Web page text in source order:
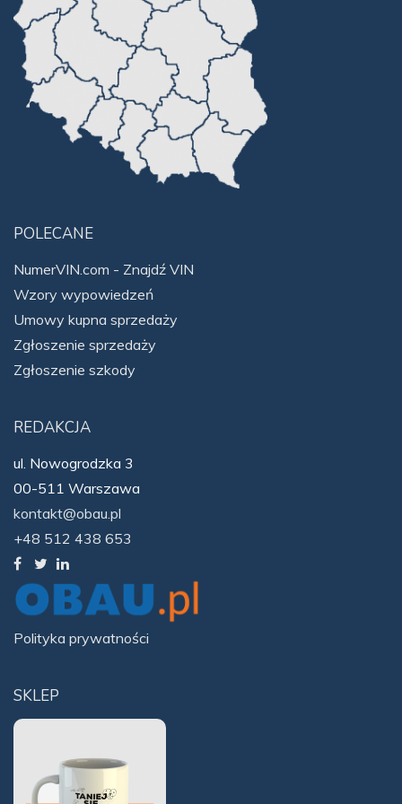
SKLEP
POLECANE
NumerVIN.com - Znajdź VIN
Wzory wypowiedzeń
Umowy kupna sprzedaży
Zgłoszenie sprzedaży
Zgłoszenie szkody
REDAKCJA
ul. Nowogrodzka 3
00-511 Warszawa
kontakt@obau.pl
+48 512 438 653
Polityka prywatności